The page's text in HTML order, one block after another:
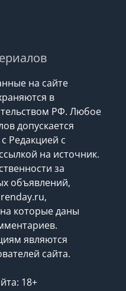
на сайте
в
РФ. Любое
допускается
Редакцией с
на источник.
за
объявлений,
которые даны
являются
сайта.
18+